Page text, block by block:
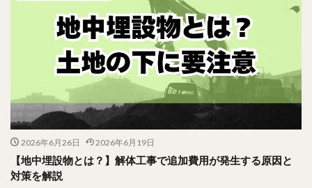
2026年6月26日 2026年6月19日
【地中埋設物とは？】解体工事で追加費用が発生する原因と
対策を解説